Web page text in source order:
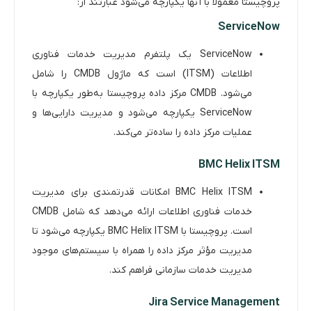
ServiceNow
ServiceNow یک پلتفرم مدیریت خدمات فناوری
اطلاعات (ITSM) است که ماژول CMDB را شامل
می‌شود. CMDB مرکز داده پروچیستا به‌طور یکپارچه با
ServiceNow یکپارچه می‌شود و مدیریت دارایی‌ها و
عملیات مرکز داده را ساده‌تر می‌کند.
BMC Helix ITSM
BMC Helix ITSM امکانات قدرتمندی برای مدیریت
خدمات فناوری اطلاعات ارائه می‌دهد که شامل CMDB
است. پروچیستا با BMC Helix ITSM یکپارچه می‌شود تا
مدیریت مؤثر مرکز داده را همراه با سیستم‌های موجود
مدیریت خدمات سازمانی فراهم کند.
Jira Service Management